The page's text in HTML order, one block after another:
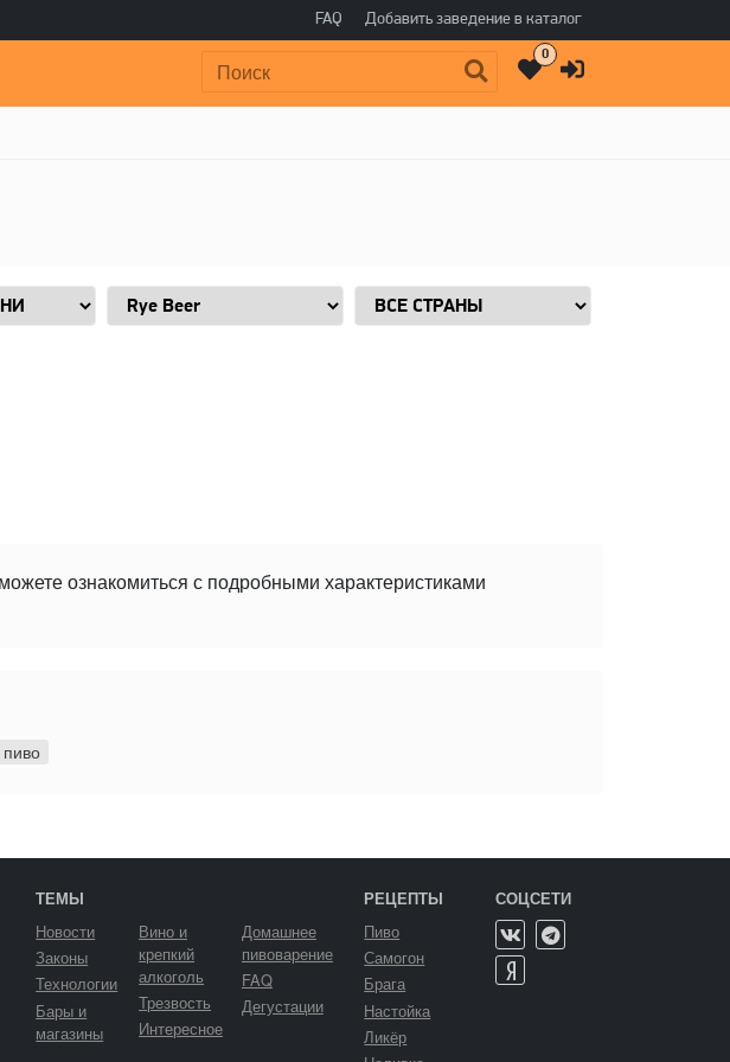
FAQ Добавить заведение в каталог
Поиск: 0
ознакомиться с подробными характеристиками
пиво
ТЕМЫ
Новости
Законы
Технологии
Бары и
магазины
Вино и
крепкий
алкоголь
Трезвость
Интересное
Домашнее
пивоварение
FAQ
Дегустации
РЕЦЕПТЫ
Пиво
Самогон
Брага
Настойка
Ликёр
СОЦСЕТИ